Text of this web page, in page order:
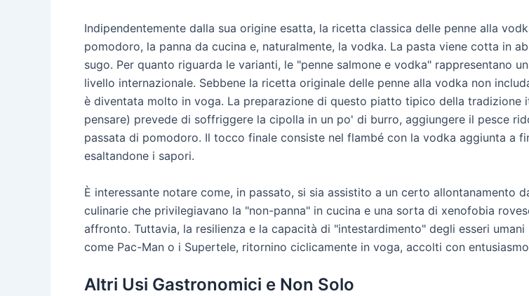
Indipendentemente dalla sua origine esatta, la ricetta classica delle penne alla
pomodoro, la panna da cucina e, naturalmente, la vodka. La pasta viene cotta in
sugo. Per quanto riguarda le varianti, le "penne salmone e vodka" rappresentano
livello internazionale. Sebbene la ricetta originale delle penne alla vodka non
è diventata molto in voga. La preparazione di questo piatto tipico della tradizione
pensare) prevede di soffriggere la cipolla in un po' di burro, aggiungere il pesce
passata di pomodoro. Il tocco finale consiste nel flambé con la vodka aggiunta a
esaltandone i sapori.
È interessante notare come, in passato, si sia assistito a un certo allontanamento
culinarie che privilegiavano la "non-panna" in cucina e una sorta di xenofobia
affronto. Tuttavia, la resilienza e la capacità di "intestardimento" degli esseri
come Pac-Man o i Supertele, ritornino ciclicamente in voga, accolti con
Altri Usi Gastronomici e Non Solo